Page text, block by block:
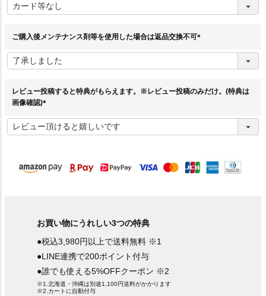
必
須
ご購入後メンテナンス剤等を使用した場合は返品交換不可
須
レビュー投稿すると特典がもらえます。※レビュー投稿のみだけ。(特典は
画像確認)
必
須
お買い物にうれしい3つの特典
●税込3,980円以上で送料無料 ※1
●LINE連携で200ポイント付与
●誰でも使える5%OFFクーポン ※2
※1.北海道・沖縄は別途1,100円送料がかかります
※2.カートに自動付与